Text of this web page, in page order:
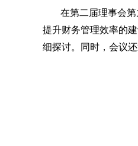
在第二届理事会
提升财务管理效率的
细探讨。同时，会议